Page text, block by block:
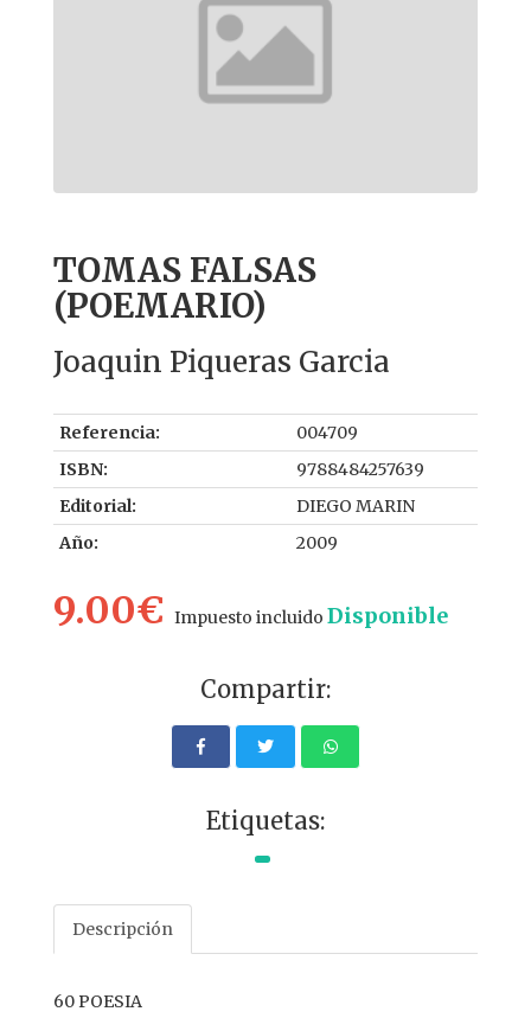
TOMAS FALSAS
(POEMARIO)
Joaquin Piqueras Garcia
Referencia:
004709
ISBN:
9788484257639
Editorial:
DIEGO MARIN
Año:
2009
9.00€ Impuesto incluido Disponible
Compartir:
Etiquetas:
Descripción
60 POESIA